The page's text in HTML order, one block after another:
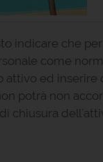
indicare che
come
attivo ed
potrà non
chiusura